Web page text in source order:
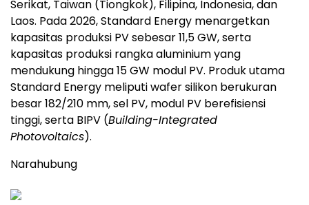
Serikat, Taiwan (Tiongkok), Filipina, Indonesia, dan
Laos. Pada 2026, Standard Energy menargetkan
kapasitas produksi PV sebesar 11,5 GW, serta
kapasitas produksi rangka aluminium yang
mendukung hingga 15 GW modul PV. Produk utama
Standard Energy meliputi wafer silikon berukuran
besar 182/210 mm, sel PV, modul PV berefisiensi
tinggi, serta BIPV (Building-Integrated
Photovoltaics).
Narahubung